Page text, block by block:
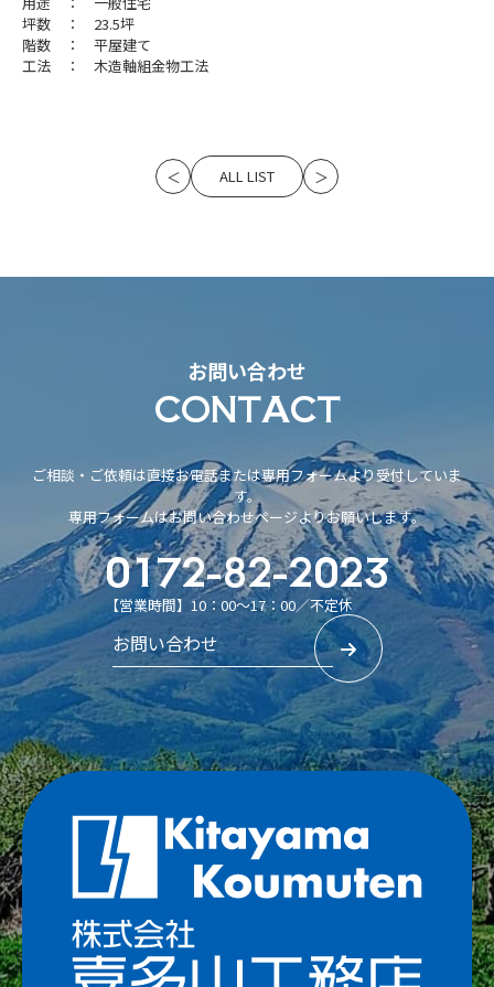
坪数 ： 23.5坪
階数 ： 平屋建て
工法 ： 木造軸組金物工法
＜ ALL LIST ＞
お問い合わせ
CONTACT
ご相談・ご依頼は直接お電話または専用フォームより受付していま
す。
専用フォームはお問い合わせページよりお願いします。
0172-82-2023
【営業時間】10：00～17：00／不定休
お問い合わせ